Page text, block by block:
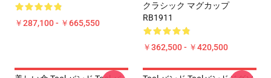
￥287,100 - ￥665,550
クラシック マグカップ
RB1911
￥362,500 - ￥420,500